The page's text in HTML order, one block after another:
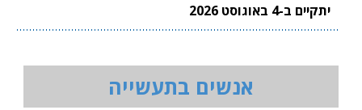
יתקיים ב-4 באוגוסט 2026
אנשים בתעשייה